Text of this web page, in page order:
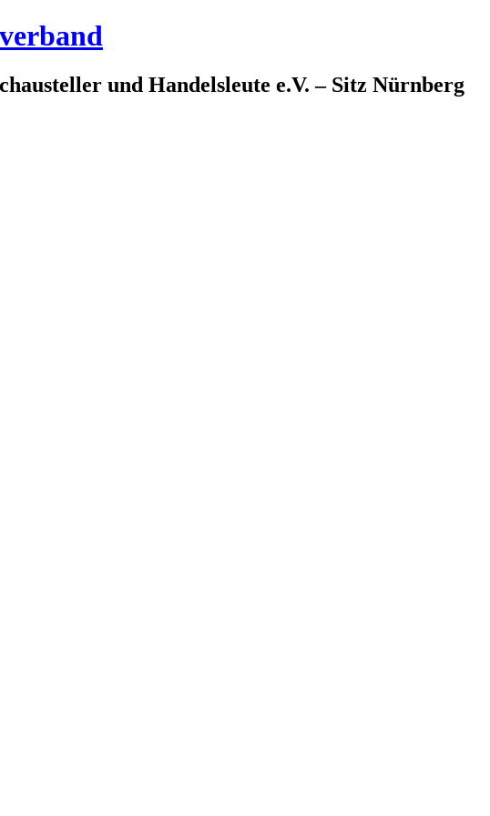
und Handelsleute e.V. – Sitz Nürnberg